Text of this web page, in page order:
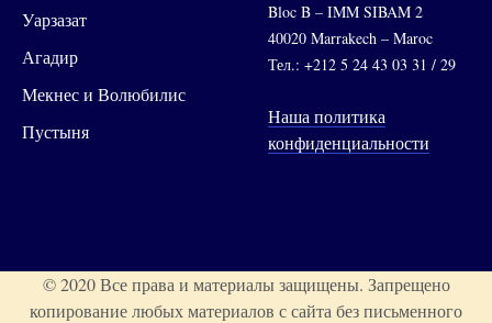
Уарзазат
Агадир
Мекнес и Волюбилис
Пустыня
Bloc B – IMM SIBAM 2
40020 Marrakech – Maroc
Тел.: +212 5 24 43 03 31 / 29
Наша политика
конфиденциальности
© 2020 Все права и материалы защищены. Запрещено
копирование любых материалов с сайта без письменного